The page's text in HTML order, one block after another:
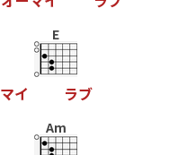
マイ
E
ラブ
Am